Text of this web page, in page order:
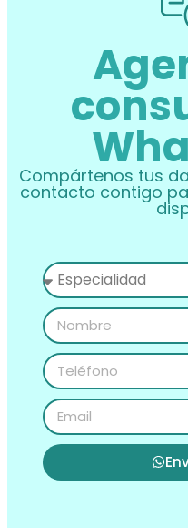
Compártenos tus
contacto contigo